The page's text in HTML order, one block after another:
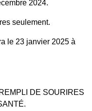
2024.
seulement.
le 23 janvier 2025 à
DE SOURIRES